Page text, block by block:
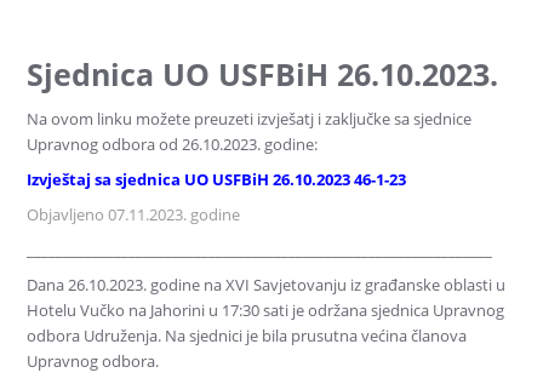
Sjednica UO USFBiH 26.10.2023.
Na ovom linku možete preuzeti izvješatj i zaključke sa sjednice
Upravnog odbora od 26.10.2023. godine:
Izvještaj sa sjednica UO USFBiH 26.10.2023 46-1-23
Objavljeno 07.11.2023. godine
Dana 26.10.2023. godine na XVI Savjetovanju iz građanske oblasti u
Hotelu Vučko na Jahorini u 17:30 sati je održana sjednica Upravnog
odbora Udruženja. Na sjednici je bila prusutna većina članova
Upravnog odbora.